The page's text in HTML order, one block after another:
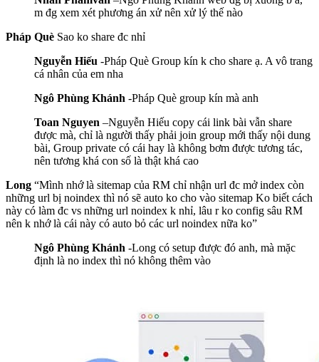
m đg xem xét phương án xử nên xử lý thế nào
Pháp Què Sao ko share đc nhỉ
Nguyễn Hiếu -Pháp Què Group kín k cho share ạ. A vô trang
cá nhân của em nha
Ngô Phùng Khánh -Pháp Què group kín mà anh
Toan Nguyen –Nguyễn Hiếu copy cái link bài vẫn share
được mà, chỉ là người thấy phải join group mới thấy nội dung
bài, Group private có cái hay là không bơm được tương tác,
nên tương khá con số là thật khá cao
Long “Mình nhớ là sitemap của RM chỉ nhận url đc mở index còn
những url bị noindex thì nó sẽ auto ko cho vào sitemap Ko biết cách
này có làm đc vs những url noindex k nhỉ, lâu r ko config sâu RM
nên k nhớ là cái này có auto bỏ các url noindex nữa ko”
Ngô Phùng Khánh -Long có setup được đó anh, mà mặc
định là no index thì nó không thêm vào